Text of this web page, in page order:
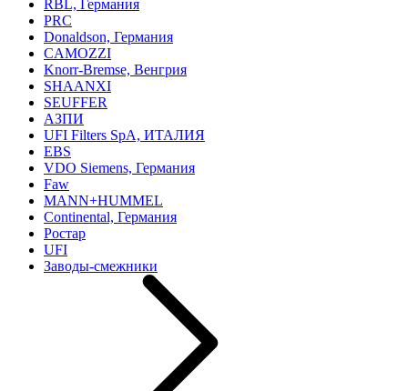
RBL, Германия
PRC
Donaldson, Германия
CAMOZZI
Knorr-Bremse, Венгрия
SHAANXI
SEUFFER
АЗПИ
UFI Filters SpA, ИТАЛИЯ
EBS
VDO Siemens, Германия
Faw
MANN+HUMMEL
Continental, Германия
Ростар
UFI
Заводы-смежники